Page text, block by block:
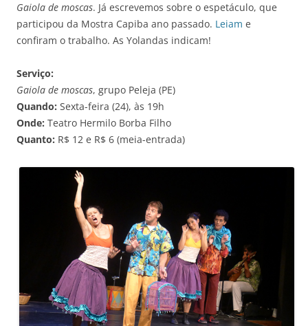
Gaiola de moscas. Já escrevemos sobre o espetáculo, que
participou da Mostra Capiba ano passado. Leiam e
confiram o trabalho. As Yolandas indicam!
Serviço:
Gaiola de moscas, grupo Peleja (PE)
Quando: Sexta-feira (24), às 19h
Onde: Teatro Hermilo Borba Filho
Quanto: R$ 12 e R$ 6 (meia-entrada)